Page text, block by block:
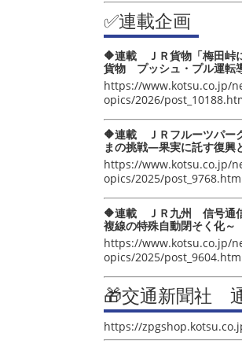
✅連載企画
🔶連載 ＪＲ貨物「梅田峠
貨物 プッシュ・プル運転
https://www.kotsu.co.jp/
opics/2026/
🔶連載 ＪＲフルーツパー
まの挑戦―果実に託す復興
https://www.kotsu.co.jp/
opics/2025/
🔶連載 ＪＲ九州 信号通
複線の特殊自動閉そく化～
https://www.kotsu.co.jp/
opics/2025/
🎁交通新聞社
https://